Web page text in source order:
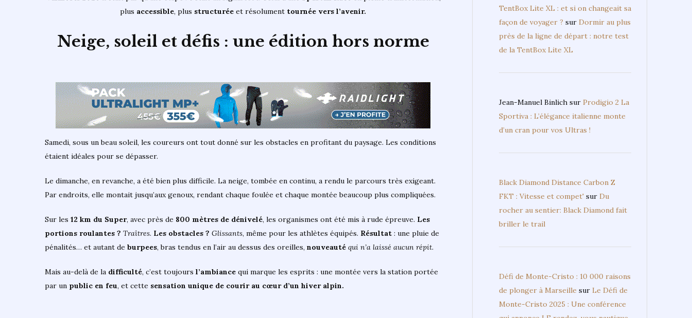
plus accessible, plus structurée et résolument tournée vers l’avenir.
Neige, soleil et défis : une édition hors norme
Samedi, sous un beau soleil, les coureurs ont tout donné sur les obstacles en profitant du paysage. Les conditions
étaient idéales pour se dépasser.
Le dimanche, en revanche, a été bien plus difficile. La neige, tombée en continu, a rendu le parcours très exigeant.
Par endroits, elle montait jusqu’aux genoux, rendant chaque foulée et chaque montée beaucoup plus compliquées.
Sur les 12 km du Super, avec près de 800 mètres de dénivelé, les organismes ont été mis à rude épreuve. Les
portions roulantes ? Traîtres. Les obstacles ? Glissants, même pour les athlètes équipés. Résultat : une pluie de
pénalités… et autant de burpees, bras tendus en l’air au dessus des oreilles, nouveauté qui n’a laissé aucun répit.
Mais au-delà de la difficulté, c’est toujours l’ambiance qui marque les esprits : une montée vers la station portée
par un public en feu, et cette sensation unique de courir au cœur d’un hiver alpin.
TentBox Lite XL : et si on changeait sa
façon de voyager ? sur Dormir au plus
près de la ligne de départ : notre test
de la TentBox Lite XL
Jean-Manuel Binlich sur Prodigio 2 La
Sportiva : L’élégance italienne monte
d’un cran pour vos Ultras !
Black Diamond Distance Carbon Z
FKT : Vitesse et compet' sur Du
rocher au sentier: Black Diamond fait
briller le trail
Défi de Monte-Cristo : 10 000 raisons
de plonger à Marseille sur Le Défi de
Monte-Cristo 2025 : Une conférence